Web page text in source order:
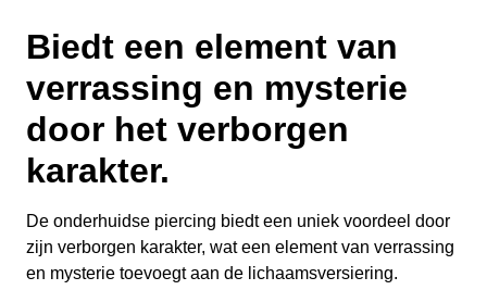
Biedt een element van
verrassing en mysterie
door het verborgen
karakter.
De onderhuidse piercing biedt een uniek voordeel door
zijn verborgen karakter, wat een element van verrassing
en mysterie toevoegt aan de lichaamsversiering.